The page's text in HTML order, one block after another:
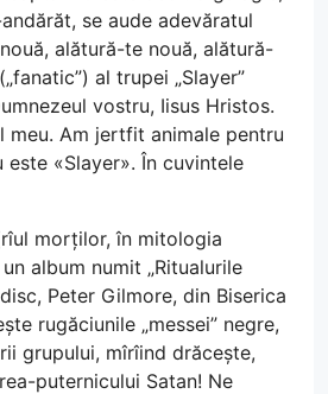
se aude adevăratul
alătură-te nouă, alătură-
al trupei „Slayer”
vostru, Iisus Hristos.
meu. Am jertfit animale pentru
este «Slayer». În cuvintele
morților, în mitologia
album numit „Ritualurile
Peter Gilmore, din Biserica
rugăciunile „messei” negre,
grupului, mîrîind drăcește,
puternicului Satan! Ne